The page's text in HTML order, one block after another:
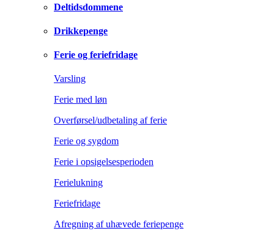
Deltidsdommene
Drikkepenge
Ferie og feriefridage
Varsling
Ferie med løn
Overførsel/udbetaling af ferie
Ferie og sygdom
Ferie i opsigelsesperioden
Ferielukning
Feriefridage
Afregning af uhævede feriepenge